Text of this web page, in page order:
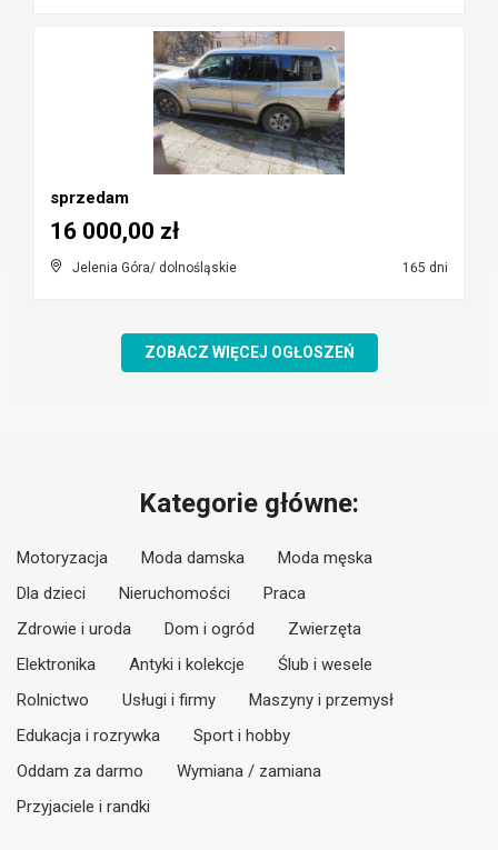
sprzedam
Jelenia Góra/ dolnośląskie 165 dni
16 000,00 zł
ZOBACZ WIĘCEJ OGŁOSZEŃ
Kategorie główne:
Motoryzacja Moda damska
Moda męska
Dla dzieci
Nieruchomości
Praca
Zdrowie i uroda
Dom i ogród
Zwierzęta
Elektronika
Antyki i kolekcje
Ślub i wesele
Rolnictwo
Usługi i firmy
Maszyny i przemysł
Edukacja i rozrywka
Sport i hobby
Oddam za darmo
Wymiana / zamiana
Przyjaciele i randki